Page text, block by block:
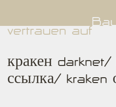
vertrauen auf
кракен darknet/
ссылка/ kraken